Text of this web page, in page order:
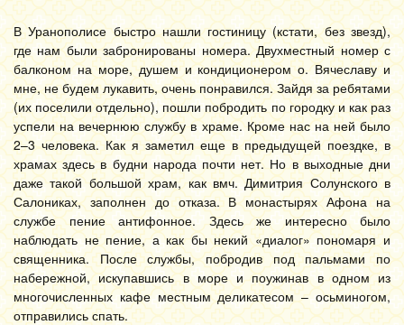
В Уранополисе быстро нашли гостиницу (кстати, без звезд),
где нам были забронированы номера. Двухместный номер с
балконом на море, душем и кондиционером о. Вячеславу и
мне, не будем лукавить, очень понравился. Зайдя за ребятами
(их поселили отдельно), пошли побродить по городку и как раз
успели на вечернюю службу в храме. Кроме нас на ней было
2–3 человека. Как я заметил еще в предыдущей поездке, в
храмах здесь в будни народа почти нет. Но в выходные дни
даже такой большой храм, как вмч. Димитрия Солунского в
Салониках, заполнен до отказа. В монастырях Афона на
службе пение антифонное. Здесь же интересно было
наблюдать не пение, а как бы некий «диалог» пономаря и
священника. После службы, побродив под пальмами по
набережной, искупавшись в море и поужинав в одном из
многочисленных кафе местным деликатесом – осьминогом,
отправились спать.